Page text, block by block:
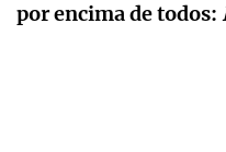
por encima de todos: